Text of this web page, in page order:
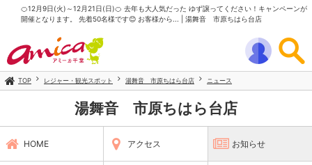
🍊12月9日(火)～12月21日(日)🍊 去年も大人気だった ゆず譲ってください！キャンペーンが
開催となります。 先着50名様です😊 お客様から... | 湯舞音 市原ちはら台店
TOP レジャー・観光スポット 湯舞音 市原ちはら台店 ニュース
湯舞音 市原ちはら台店
HOME アクセス お知らせ